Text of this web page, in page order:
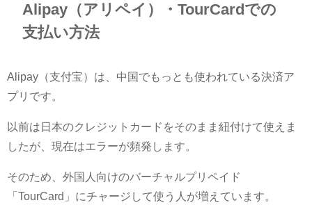
Alipay（アリペイ）・TourCardでの
支払い方法
Alipay（支付宝）は、中国でもっとも使われている決済ア
プリです。
以前は日本のクレジットカードをそのまま紐付けて使えま
したが、現在はエラーが頻発します。
そのため、外国人向けのバーチャルプリペイド
「TourCard」にチャージして使う人が増えています。